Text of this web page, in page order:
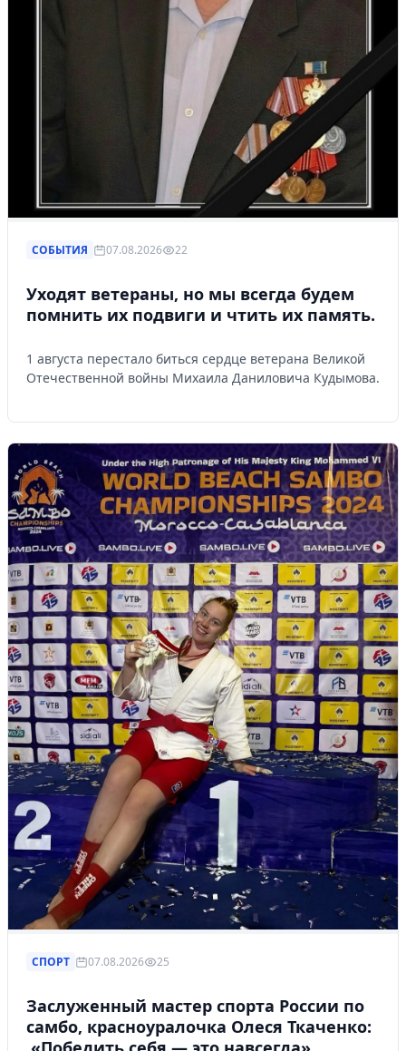
СОБЫТИЯ 07.08.2026 22
Уходят ветераны, но мы всегда будем
помнить их подвиги и чтить их память.
1 августа перестало биться сердце ветерана Великой
Отечественной войны Михаила Даниловича Кудымова.
СПОРТ 07.08.2026 25
Заслуженный мастер спорта России по
самбо, красноуралочка Олеся Ткаченко: